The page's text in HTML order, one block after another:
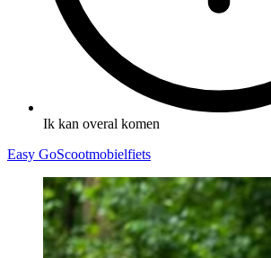
Ik kan overal komen
Easy GoScootmobielfiets